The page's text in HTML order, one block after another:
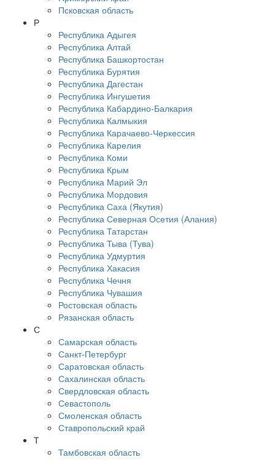
Псковская область
Р
Республика Адыгея
Республика Алтай
Республика Башкортостан
Республика Бурятия
Республика Дагестан
Республика Ингушетия
Республика Кабардино-Балкария
Республика Калмыкия
Республика Карачаево-Черкессия
Республика Карелия
Республика Коми
Республика Крым
Республика Марий Эл
Республика Мордовия
Республика Саха (Якутия)
Республика Северная Осетия (Алания)
Республика Татарстан
Республика Тыва (Тува)
Республика Удмуртия
Республика Хакасия
Республика Чечня
Республика Чувашия
Ростовская область
Рязанская область
С
Самарская область
Санкт-Петербург
Саратовская область
Сахалинская область
Свердловская область
Севастополь
Смоленская область
Ставропольский край
Т
Тамбовская область